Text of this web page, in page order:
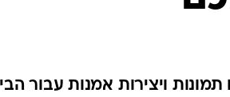
ויצירות אמנות עבור